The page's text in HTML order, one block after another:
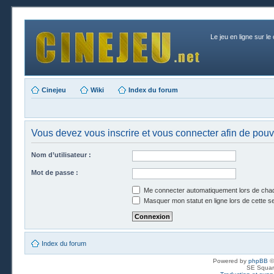
Le jeu en ligne sur le
Cinejeu Wiki Index du forum
Vous devez vous inscrire et vous connecter afin de
Nom d’utilisateur :
Mot de passe :
Me connecter automatiquement lors de
Masquer mon statut en ligne lors de cette
Index du forum
Powered by phpBB
SE